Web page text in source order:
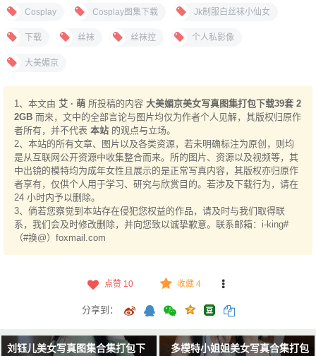
Cosplay Cosplay图集下载 Jk制服白丝袜小仙女
下载 丝袜 丝袜控 个人私影像
大美媚京
1、本文由 艾 · 萌 所投稿的内容 大美媚京美女写真图集打包下载39套 2
2GB 而来，文中的全部言论与图片均仅为作者个人见解，其版权归原作
者所有，并不代表 本站 的观点与立场。
2、本站的所有文章、图片以及各类资源，若未明确标注为原创，则均
是从互联网公开资源中收集整合而来。所的图片、资源以及视频等，其
中出镜的模特均为成年女性且展示的是正常写真内容，其版权亦归原作
者享有，仅供个人用于学习、研究与欣赏目的。若涉及下载行为，请在
24 小时内予以删除。
3、倘若您察觉到本站存在侵犯您权益的作品，请及时与我们取得联
系，我们会及时修改删除，并向您致以诚挚歉意。联系邮箱：i-king#
（#换@）foxmail.com
点赞 10 收藏 4
分享到：
刘钰儿美女写真图集合集打包下
多模特小姐姐美女写真合集打包